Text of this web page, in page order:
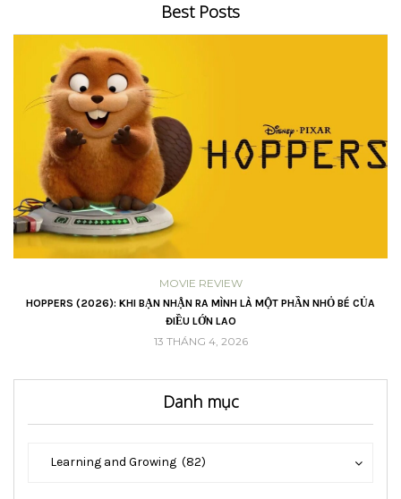
Best Posts
MOVIE REVIEW
HOPPERS (2026): KHI BẠN NHẬN RA MÌNH LÀ MỘT PHẦN NHỎ BÉ CỦA
ĐIỀU LỚN LAO
13 THÁNG 4, 2026
Danh mục
Learning and Growing (82)